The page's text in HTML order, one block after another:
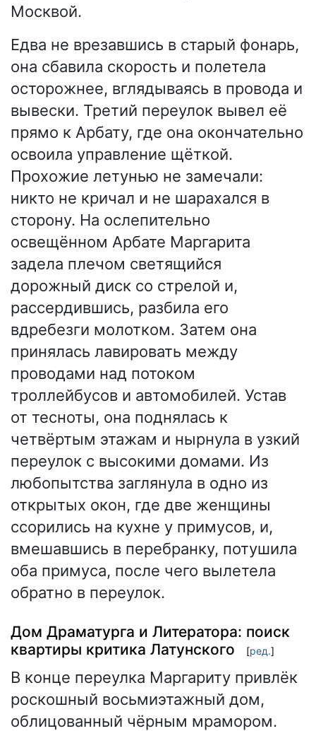
Москвой.
Едва не врезавшись в старый фонарь,
она сбавила скорость и полетела
осторожнее, вглядываясь в провода и
вывески. Третий переулок вывел её
прямо к Арбату, где она окончательно
освоила управление щёткой.
Прохожие летунью не замечали:
никто не кричал и не шарахался в
сторону. На ослепительно
освещённом Арбате Маргарита
задела плечом светящийся
дорожный диск со стрелой и,
рассердившись, разбила его
вдребезги молотком. Затем она
принялась лавировать между
проводами над потоком
троллейбусов и автомобилей. Устав
от тесноты, она поднялась к
четвёртым этажам и нырнула в узкий
переулок с высокими домами. Из
любопытства заглянула в одно из
открытых окон, где две женщины
ссорились на кухне у примусов, и,
вмешавшись в перебранку, потушила
оба примуса, после чего вылетела
обратно в переулок.
Дом Драматурга и Литератора: поиск
квартиры критика Латунского
[ред.]
В конце переулка Маргариту привлёк
роскошный восьмиэтажный дом,
облицованный чёрным мрамором.